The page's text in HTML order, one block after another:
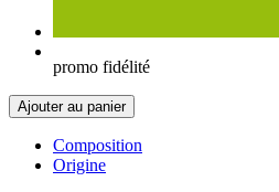
promo fidélité
Ajouter au panier
Composition
Origine